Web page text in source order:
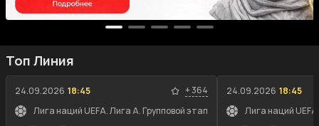
Топ Линия
24.09.2026 18:45 +364
Лига наций UEFA. Лига A. Групповой этап
24.09.2026 18:45
Лига наций